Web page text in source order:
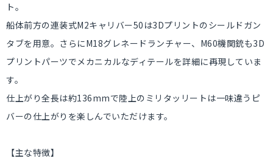
ト。
船体前方の連装式M2キャリバー50は3Dプリントのシールドガン
タブを用意。さらにM18グレネードランチャー、M60機関銃も3D
プリントパーツでメカニカルなディテールを詳細に再現していま
す。
仕上がり全長は約136mmで陸上のミリタッリートは一味違うピ
バーの仕上がりを楽しんでいただけます。
【主な特徴】